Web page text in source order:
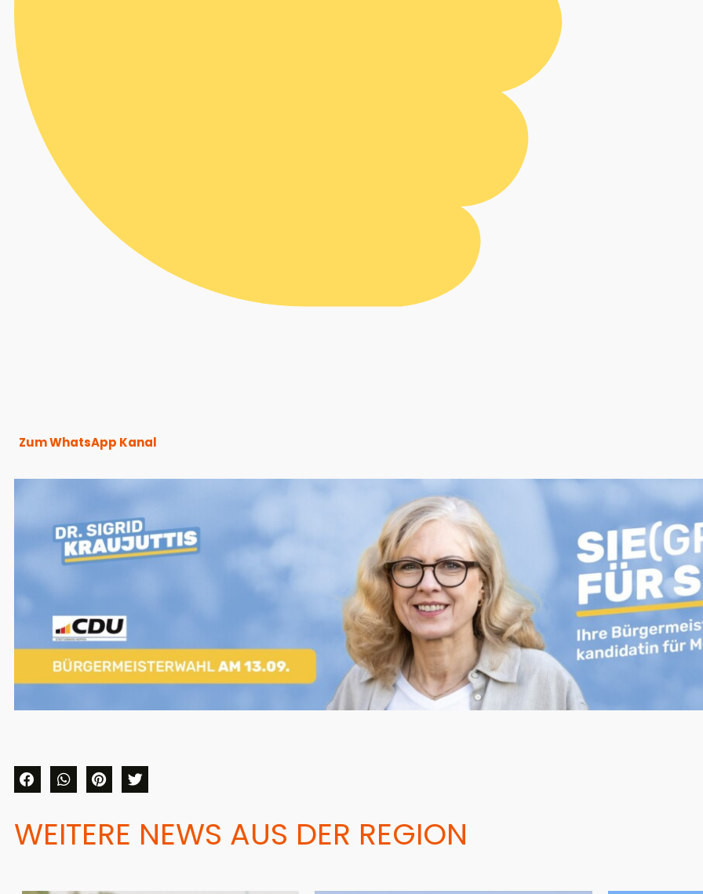
Zum WhatsApp Kanal
WEITERE NEWS AUS DER REGION